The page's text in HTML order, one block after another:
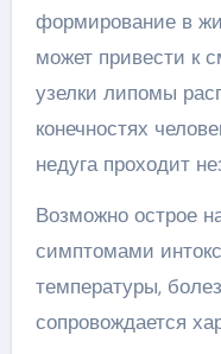
формирование в
может привести к
узелки липомы
конечностях
недуга проходит
Возможно острое
симптомами
температуры,
сопровождается